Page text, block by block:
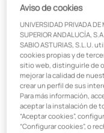
Liberación de
producción de
de la felicidad".
actúan como
sensación de
efectos de la
Esto explica por
mejora en su
Aviso de cookies
UNIVERSIDAD PRIVADA
SUPERIOR ANDALUCÍA,
SABIO ASTURIAS, S.L.U.
cookies propias y de
sitio web, distinguirle de
mejorar la calidad de
crear un perfil de sus
Para más información,
aceptar la instalación de
“Aceptar cookies”,
“Configurar cookies”, o